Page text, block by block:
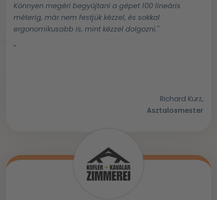
Könnyen megéri begyújtani a gépet 100 lineáris
méterig, már nem festjük kézzel, és sokkal
ergonomikusabb is, mint kézzel dolgozni."
"
Richard Kurz,
Asztalosmester